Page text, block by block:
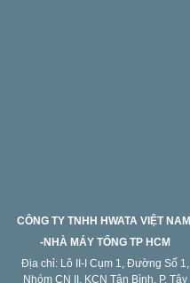
CÔNG TY TNHH HWATA VIỆT NAM
-NHÀ MÁY TỔNG TP HCM
Địa chỉ: Lô II-I Cụm 1, Đường Số 1,
Nhóm CN II, KCN Tân Bình, P. Tây